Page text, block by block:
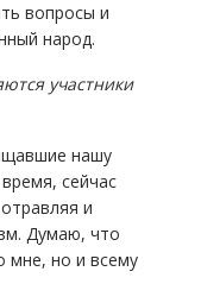
вопросы и
народ.
участники
нашу
сейчас
и
Думаю, что
мне, но и всему